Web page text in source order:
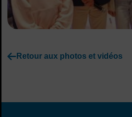
Retour aux photos et vidéos